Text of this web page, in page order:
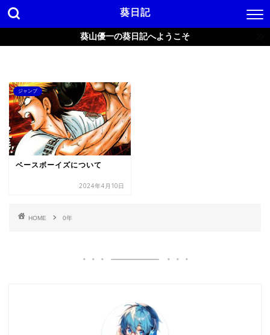
葵日記
葵山優一の葵日記へようこそ
ジャンプ
ベースボーイズについて
2024年4月10日
HOME 0年